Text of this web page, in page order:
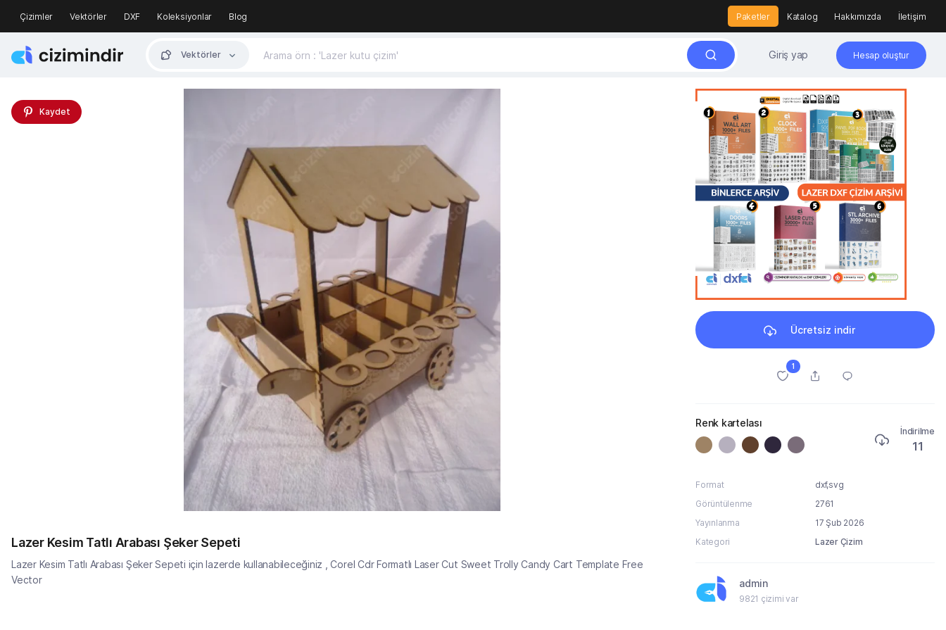
Çizimler Vektörler DXF Koleksiyonlar Blog Paketler Katalog Hakkımızda İletişim
Vektörler Giriş yap Hesap oluştur
Kaydet
Lazer Kesim Tatlı Arabası Şeker Sepeti
Lazer Kesim Tatlı Arabası Şeker Sepeti için lazerde kullanabileceğiniz , Corel Cdr Formatlı Laser Cut Sweet Trolly Candy Cart Template Free
Vector
Ücretsiz indir
1
Renk kartelası
İndirilme
11
Format
dxf,svg
Görüntülenme
2761
Yayınlanma
17 Şub 2026
Kategori
Lazer Çizim
admin
9821 çizimi var